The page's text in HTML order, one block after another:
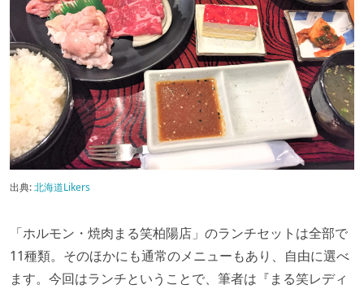
出典:北海道Likers
「ホルモン・焼肉まる笑柏陽店」のランチセットは全部で
11種類。そのほかにも通常のメニューもあり、自由に選べ
ます。今回はランチということで、筆者は『まる笑レディ